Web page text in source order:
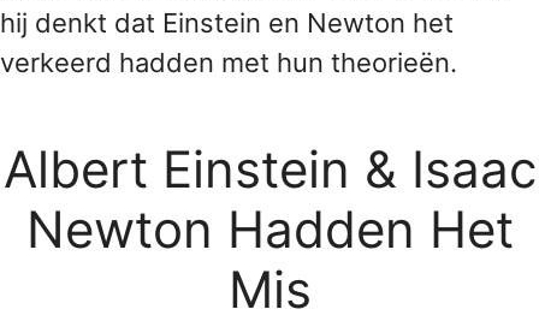
hij denkt dat Einstein en Newton het
verkeerd hadden met hun theorieën.
Albert Einstein & Isaac
Newton Hadden Het
Mis